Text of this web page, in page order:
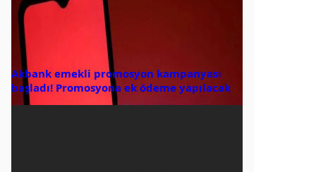
Akbank emekli promosyon kampanyası
başladı! Promosyona ek ödeme yapılacak